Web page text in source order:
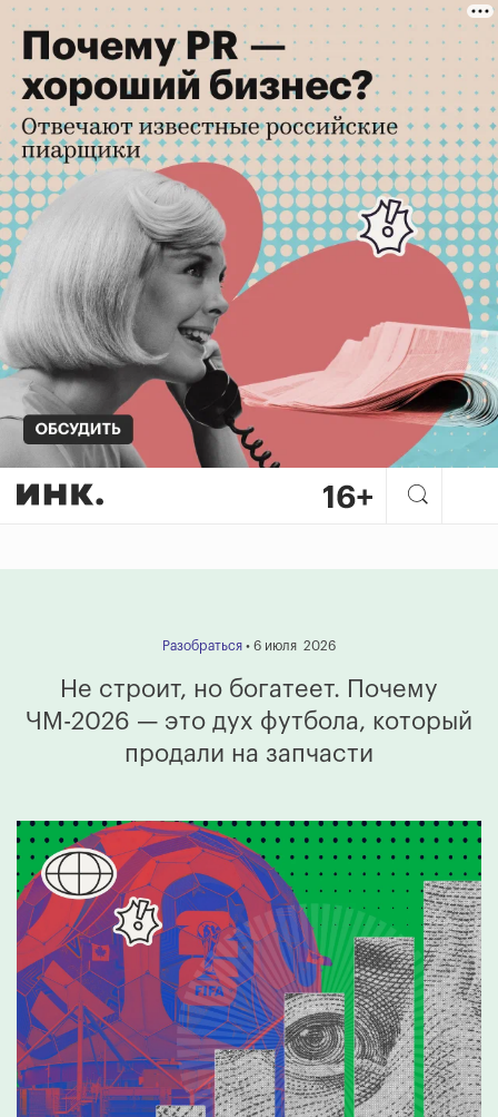
Не строит, но богатеет.
Разобраться • 6 июля 2026
Не строит, но богатеет. Почему
ЧМ-2026 — это дух футбола, который
продали на запчасти